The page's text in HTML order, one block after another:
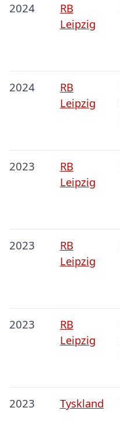
2024
RB
Leipzig
2024
RB
Leipzig
2023
RB
Leipzig
2023
RB
Leipzig
2023
RB
Leipzig
2023 Tyskland